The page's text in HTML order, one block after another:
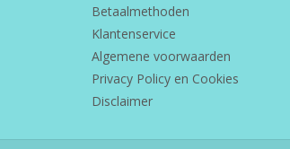
Betaalmethoden
Klantenservice
Algemene voorwaarden
Privacy Policy en Cookies
Disclaimer